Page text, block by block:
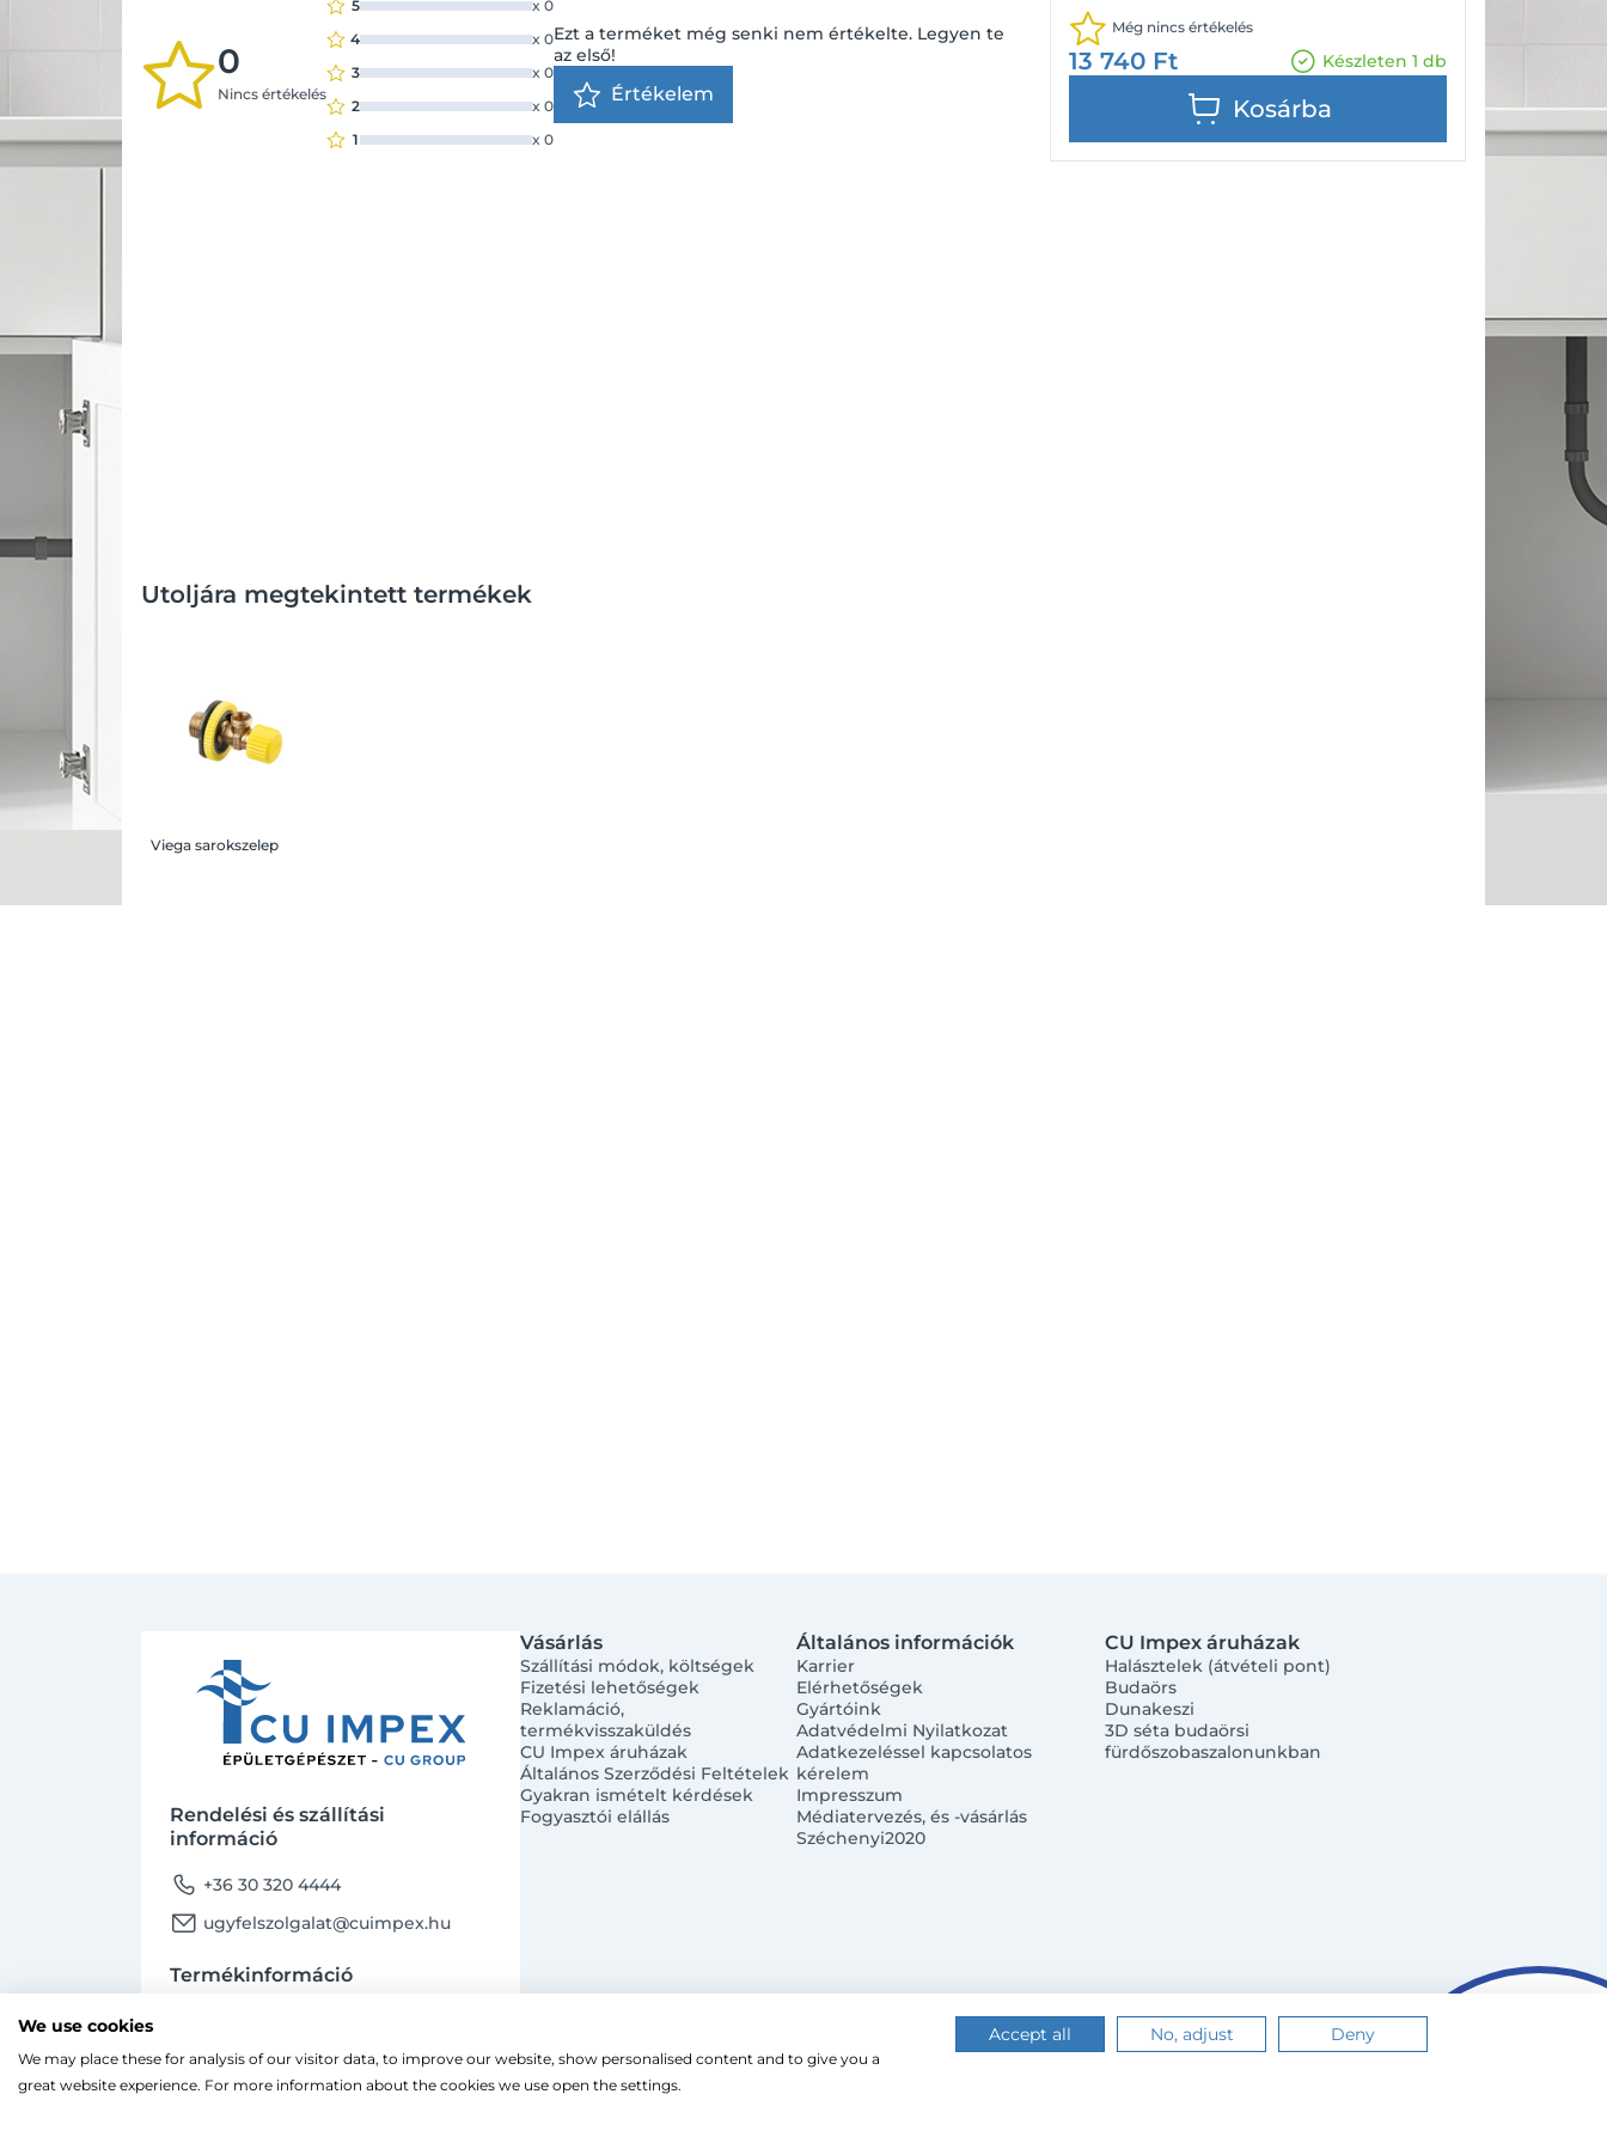
Még nincs értékelés
13 740 Ft Készleten 1 db
Kosárba
0
Nincs értékelés
5 x 0
4
x 0
3
x 0
2
x 0
1
x 0
Ezt a terméket még senki nem értékelte. Legyen te
az első!
Értékelem
Utoljára megtekintett termékek
Viega sarokszelep
Rendelési és szállítási
információ
phone +36 30 320 4444
email ugyfelszolgalat@cuimpex.hu
Termékinformáció
email ugyfelszolgalat@cuimpex.hu
Vásárlás
Szállítási módok, költségek
Fizetési lehetőségek
Reklamáció,
termékvisszaküldés
CU Impex áruházak
Általános Szerződési Feltételek
Gyakran ismételt kérdések
Fogyasztói elállás
Általános információk
Karrier
Elérhetőségek
Gyártóink
Adatvédelmi Nyilatkozat
Adatkezeléssel kapcsolatos
kérelem
Impresszum
Médiatervezés, és -vásárlás
Széchenyi2020
CU Impex áruházak
Halásztelek (átvételi pont)
Budaörs
Dunakeszi
3D séta budaörsi
fürdőszobaszalonunkban
Ahogy a legtöbb weboldal, a miénk is sütiket (cookie-kat) használ a nagyobb felhasználói élmény érdekében.
A böngészés folytatásával hozzájárulsz a sütik használatához.
We use cookies
We may place these for analysis of our visitor data, to improve our website, show personalised content and to give you a
great website experience. For more information about the cookies we use open the settings.
Accept all No, adjust Deny